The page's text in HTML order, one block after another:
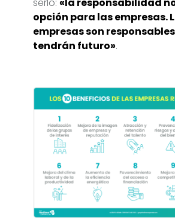
serlo: «la responsabilidad
opción para las empresas.
empresas son
tendrán futuro».